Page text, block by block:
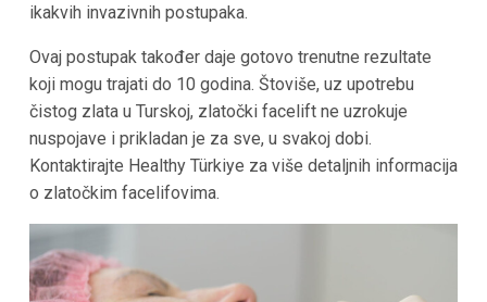
ikakvih invazivnih postupaka.
Ovaj postupak također daje gotovo trenutne rezultate
koji mogu trajati do 10 godina. Štoviše, uz upotrebu
čistog zlata u Turskoj, zlatočki facelift ne uzrokuje
nuspojave i prikladan je za sve, u svakoj dobi.
Kontaktirajte Healthy Türkiye za više detaljnih informacija
o zlatočkim facelifovima.